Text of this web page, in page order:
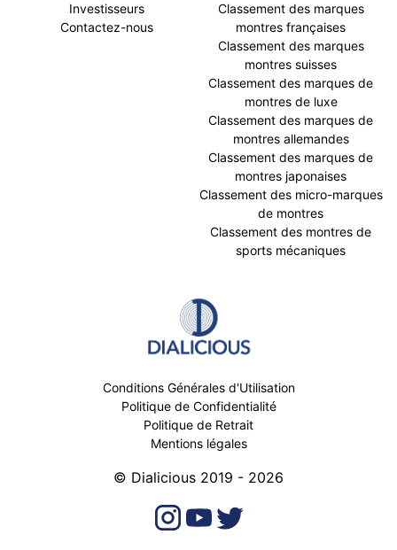
Investisseurs
Contactez-nous
Classement des marques
montres françaises
Classement des marques
montres suisses
Classement des marques de
montres de luxe
Classement des marques de
montres allemandes
Classement des marques de
montres japonaises
Classement des micro-marques
de montres
Classement des montres de
sports mécaniques
Conditions Générales d'Utilisation
Politique de Confidentialité
Politique de Retrait
Mentions légales
© Dialicious 2019 - 2026